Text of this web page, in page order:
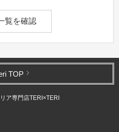
覧を確認
TOP
ア専門店TERI×TERI